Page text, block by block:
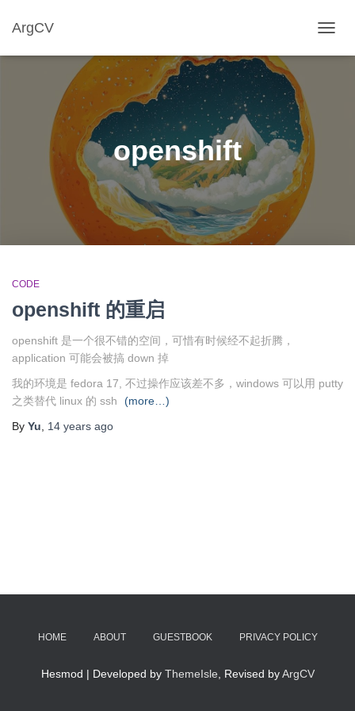
ArgCV
openshift
CODE
openshift 的重启
openshift 是一个很不错的空间，可惜有时候经不起折腾，
application 可能会被搞 down 掉
我的环境是 fedora 17, 不过操作应该差不多，windows 可以用 putty
之类替代 linux 的 ssh
(more…)
By Yu 14 years ago
HOME ABOUT GUESTBOOK PRIVACY POLICY
Hesmod | Developed by ThemeIsle , Revised byArgCV